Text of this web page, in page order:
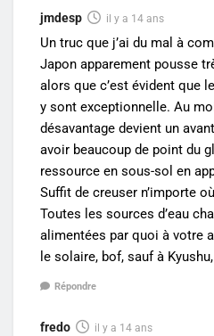
jmdesp il y a 14 ans
Un truc que j’ai du mal à
Japon apparement pousse
alors que c’est évident que
y sont exceptionnelle. Au
désavantage devient un
avoir beaucoup de point du
ressource en sous-sol en
Suffit de creuser n’importe
Toutes les sources d’eau
alimentées par quoi à votre
le solaire, bof, sauf à
Répondre
fredo il y a 14 ans